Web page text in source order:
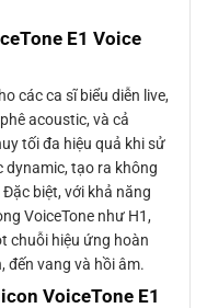
E1 Voice
các ca sĩ biểu diễn live,
acoustic, và cả
tối đa hiệu quả khi sử
dynamic, tạo ra không
biệt, với khả năng
VoiceTone như H1,
chuỗi hiệu ứng hoàn
đến vang và hồi âm.
VoiceTone E1